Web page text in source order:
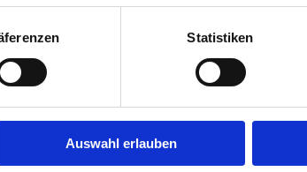
Statistiken
Auswahl erlauben
Bad Vilbel
Oberarzt Psychiatrie und Psychotherapie
FIND YOUR EXPERT – MEDICAL RECRUITING
der Psychiatrie und Psychotherapie
Position in einem modernen
einem ganzheitlichen Blick auf die Patientinnen und